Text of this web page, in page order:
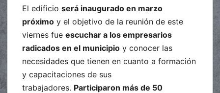
El edificio será inaugurado en marzo
próximo y el objetivo de la reunión de este
viernes fue escuchar a los empresarios
radicados en el municipio y conocer las
necesidades que tienen en cuanto a formación
y capacitaciones de sus
trabajadores. Participaron más de 50